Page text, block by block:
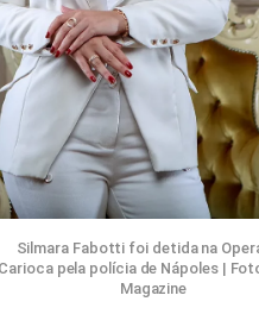
Silmara Fabotti foi detida na
Carioca pela polícia de Nápoles |
Magazine